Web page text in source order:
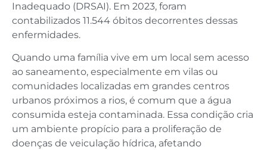
Inadequado (DRSAI). Em 2023, foram
contabilizados 11.544 óbitos decorrentes dessas
enfermidades.
Quando uma família vive em um local sem acesso
ao saneamento, especialmente em vilas ou
comunidades localizadas em grandes centros
urbanos próximos a rios, é comum que a água
consumida esteja contaminada. Essa condição cria
um ambiente propício para a proliferação de
doenças de veiculação hídrica, afetando